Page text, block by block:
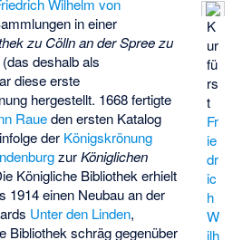
K
ur
fü
rs
t
Fr
ie
dr
ic
h
W
ilh
Wilhelm von
in einer
zuCölln an der Spreezu
deshalb als
diese erste
hergestellt. 1668 fertigte
Raueden ersten Katalog
der Königskrönung
zurKöniglichen
Königliche Bibliothek erhielt
1914 einen Neubau an der
Unter den Linden,
Bibliothek schräg gegenüber